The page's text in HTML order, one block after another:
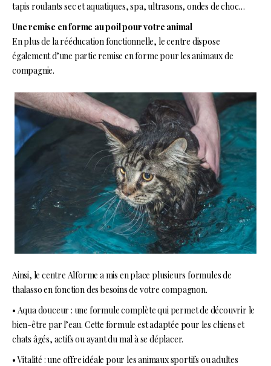
tapis roulants sec et aquatiques, spa, ultrasons, ondes de choc…
Une remise en forme au poil pour votre animal
En plus de la rééducation fonctionnelle, le centre dispose
également d’une partie remise en forme pour les animaux de
compagnie.
Ainsi, le centre Alforme a mis en place plusieurs formules de
thalasso en fonction des besoins de votre compagnon.
• Aqua douceur : une formule complète qui permet de découvrir le
bien-être par l’eau. Cette formule est adaptée pour les chiens et
chats âgés, actifs ou ayant du mal à se déplacer.
• Vitalité : une offre idéale pour les animaux sportifs ou adultes